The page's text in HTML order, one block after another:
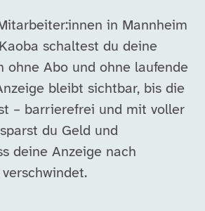
in Mannheim
schaltest du deine
ohne Abo und ohne laufende
bleibt sichtbar, bis die
– barrierefrei und mit voller
du Geld und
deine Anzeige nach